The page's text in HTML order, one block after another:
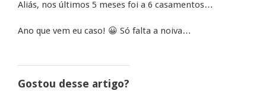
Aliás, nos últimos 5 meses foi a 6 casamentos…
Ano que vem eu caso! 😀 Só falta a noiva…
Gostou desse artigo?